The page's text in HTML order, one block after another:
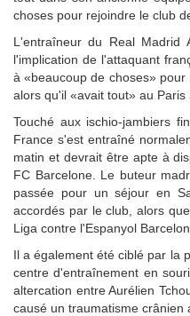
choses pour rejoindre le club
L'entraîneur du Real Madrid
l'implication de l'attaquant
à «beaucoup de choses»
alors qu'il «avait tout» au Paris
Touché aux ischio-jambiers
France s'est entraîné
matin et devrait être apte à
FC Barcelone. Le buteur
passée pour un séjour en
accordés par le club, alors
Liga contre l'Espanyol
Il a également été ciblé par la
centre d'entraînement en
altercation entre Aurélien
causé un traumatisme crânien